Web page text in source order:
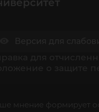
мнение формирует